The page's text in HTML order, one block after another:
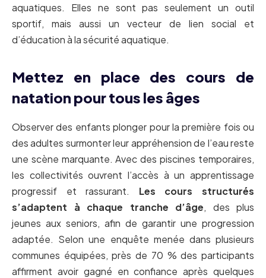
aquatiques. Elles ne sont pas seulement un outil
sportif, mais aussi un vecteur de lien social et
d’éducation à la sécurité aquatique.
Mettez en place des cours de
natation pour tous les âges
Observer des enfants plonger pour la première fois ou
des adultes surmonter leur appréhension de l’eau reste
une scène marquante. Avec des piscines temporaires,
les collectivités ouvrent l’accès à un apprentissage
progressif et rassurant. Les cours structurés
s’adaptent à chaque tranche d’âge, des plus
jeunes aux seniors, afin de garantir une progression
adaptée. Selon une enquête menée dans plusieurs
communes équipées, près de 70 % des participants
affirment avoir gagné en confiance après quelques